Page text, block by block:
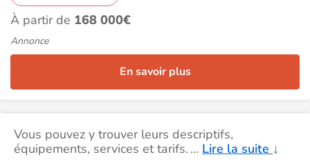
À partir de 168 000€
Annonce
En savoir plus
Vous pouvez y trouver leurs descriptifs,
équipements, services et tarifs. … Lire la suite ↓